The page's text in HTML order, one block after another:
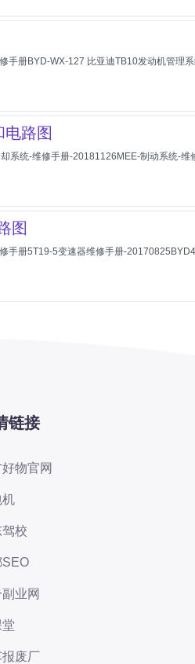
手册BYD-WX-127 比亚迪TB10发动机管理
路图
系统-维修手册-20181126MEE-制动系统-
图
手册5T19-5变速器维修手册-
链接
物官网
机
校
SEO
业网
废厂